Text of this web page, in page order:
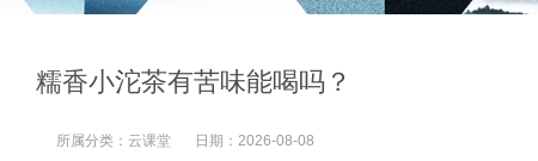
糯香小沱茶有苦味能喝吗？
所属分类： 云课堂 日期： 2026-08-08